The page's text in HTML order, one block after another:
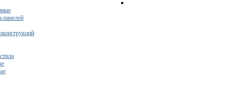
панелей